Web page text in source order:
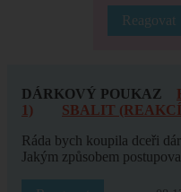
Reagovat
DÁRKOVÝ POUKAZ
1)
SBALIT
Ráda bych koupila dceři
Jakým způsobem